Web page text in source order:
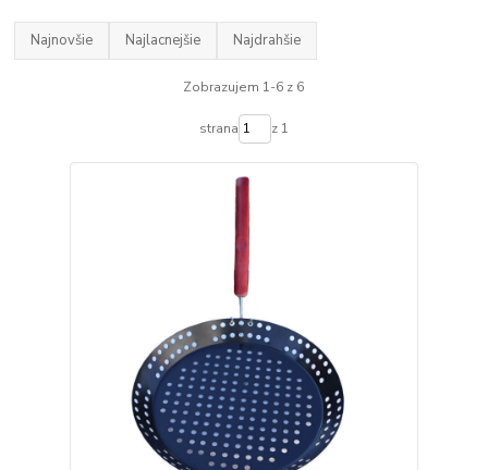
Najnovšie Najlacnejšie Najdrahšie
Zobrazujem 1-6 z 6
strana z 1